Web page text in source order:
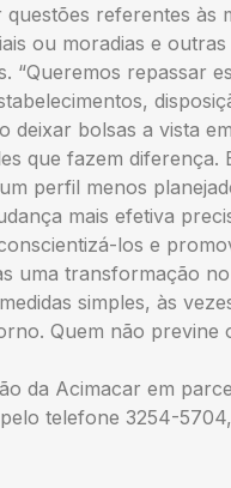
referentes às
ou moradias e
“Queremos repassar
deixar bolsas a vista
que fazem
perfil menos
mais efetiva
los e
uma transformação
simples, às
Quem não previne
da Acimacar em
telefone 3254-